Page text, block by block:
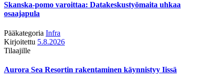
Skanska-pomo varoittaa: Datakeskustyömaita uhkaa
osaajapula
Pääkategoria Infra
Kirjoitettu 5.8.2026
Tilaajille
Aurora Sea Resortin rakentaminen käynnistyy Iissä